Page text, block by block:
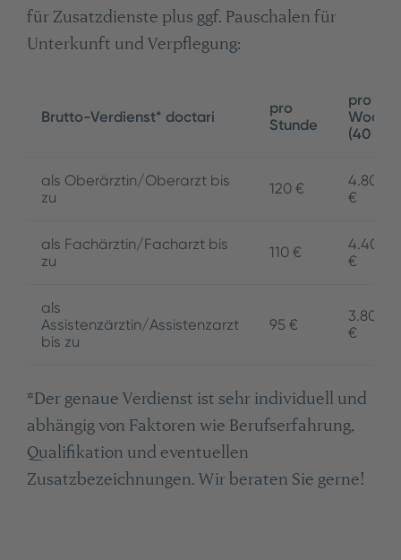
für Zusatzdienste plus ggf. Pauschalen für
Unterkunft und Verpflegung:
Brutto-Verdienst* doctari
pro
Stunde
pro
Woche
(40 h)
als Oberärztin/Oberarzt bis
zu
120 €
4.800
€
als Fachärztin/Facharzt bis
zu
110 €
4.400
€
als
Assistenzärztin/Assistenzarzt
bis zu
95 €
3.800
€
*Der genaue Verdienst ist sehr individuell und
abhängig von Faktoren wie Berufserfahrung,
Qualifikation und eventuellen
Zusatzbezeichnungen. Wir beraten Sie gerne!